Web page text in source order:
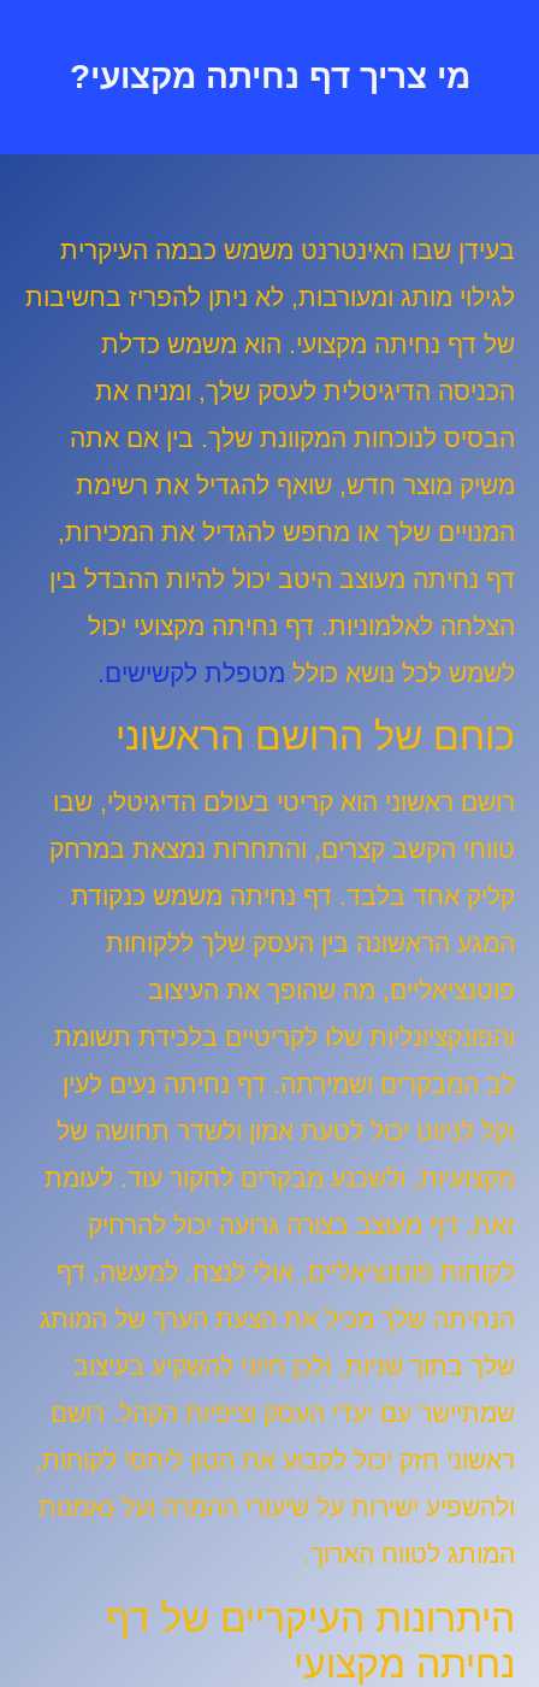
מי צריך דף נחיתה מקצועי?
בעידן שבו האינטרנט משמש כבמה העיקרית
לגילוי מותג ומעורבות, לא ניתן להפריז בחשיבות
של דף נחיתה מקצועי. הוא משמש כדלת
הכניסה הדיגיטלית לעסק שלך, ומניח את
הבסיס לנוכחות המקוונת שלך. בין אם אתה
משיק מוצר חדש, שואף להגדיל את רשימת
המנויים שלך או מחפש להגדיל את המכירות,
דף נחיתה מעוצב היטב יכול להיות ההבדל בין
הצלחה לאלמוניות. דף נחיתה מקצועי יכול
לשמש לכל נושא כולל מטפלת לקשישים.
כוחם של הרושם הראשוני
רושם ראשוני הוא קריטי בעולם הדיגיטלי, שבו
טווחי הקשב קצרים, והתחרות נמצאת במרחק
קליק אחד בלבד. דף נחיתה משמש כנקודת
המגע הראשונה בין העסק שלך ללקוחות
פוטנציאליים, מה שהופך את העיצוב
והפונקציונליות שלו לקריטיים בלכידת תשומת
לב המבקרים ושמירתה. דף נחיתה נעים לעין
וקל לניווט יכול לטעת אמון ולשדר תחושה של
מקצועיות, ולשכנע מבקרים לחקור עוד. לעומת
זאת, דף מעוצב בצורה גרועה יכול להרחיק
לקוחות פוטנציאליים, אולי לנצח. למעשה, דף
הנחיתה שלך מכיל את הצעת הערך של המותג
שלך בתוך שניות, ולכן חיוני להשקיע בעיצוב
שמתיישר עם יעדי העסק וציפיות הקהל. רושם
ראשוני חזק יכול לקבוע את הטון ליחסי לקוחות,
ולהשפיע ישירות על שיעורי ההמרה ועל נאמנות
המותג לטווח הארוך.
היתרונות העיקריים של דף
נחיתה מקצועי